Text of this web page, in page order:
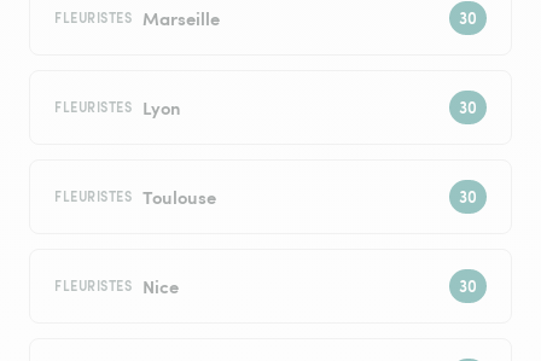
FLEURISTES Marseille
FLEURISTES Lyon
FLEURISTES Toulouse
FLEURISTES Nice